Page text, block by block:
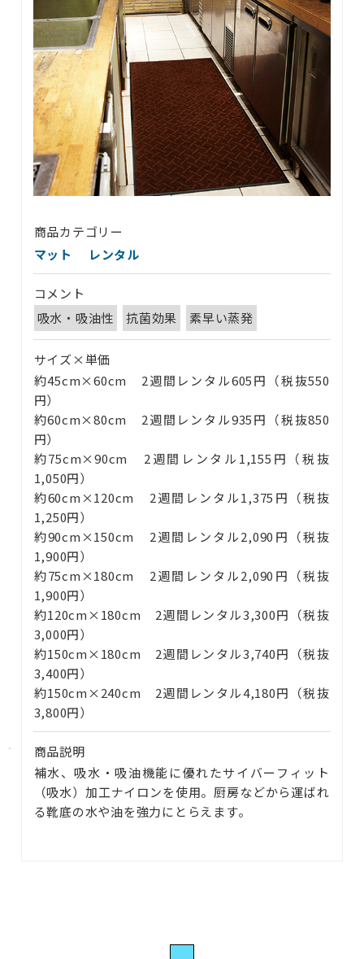
お知らせ
ブログ
お問い合わせ
商品カテゴリー
マット
レンタル
コメント
吸水・吸油性
抗菌効果 素早い蒸発
サイズ×単価
約45cm×60cm 2週間レンタル605円（税抜550
円）
約60cm×80cm 2週間レンタル935円（税抜850
円）
約75cm×90cm 2週間レンタル1,155円（税抜
1,050円）
約60cm×120cm 2週間レンタル1,375円（税抜
1,250円）
約90cm×150cm 2週間レンタル2,090円（税抜
1,900円）
約75cm×180cm 2週間レンタル2,090円（税抜
1,900円）
約120cm×180cm 2週間レンタル3,300円（税抜
3,000円）
約150cm×180cm 2週間レンタル3,740円（税抜
3,400円）
約150cm×240cm 2週間レンタル4,180円（税抜
3,800円）
商品説明
補水、吸水・吸油機能に優れたサイバーフィット
（吸水）加工ナイロンを使用。厨房などから運ばれ
る靴底の水や油を強力にとらえます。